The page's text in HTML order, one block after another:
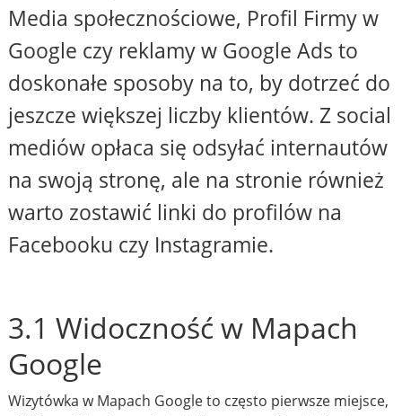
Media społecznościowe, Profil Firmy w
Google czy reklamy w Google Ads to
doskonałe sposoby na to, by dotrzeć do
jeszcze większej liczby klientów. Z social
mediów opłaca się odsyłać internautów
na swoją stronę, ale na stronie również
warto zostawić linki do profilów na
Facebooku czy Instagramie.
3.1 Widoczność w Mapach
Google
Wizytówka w Mapach Google to często pierwsze miejsce,